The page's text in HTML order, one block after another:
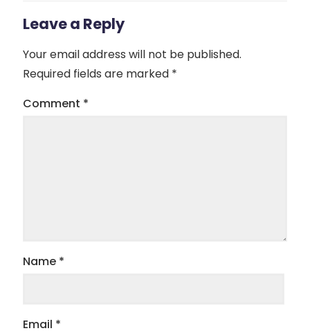
Leave a Reply
Your email address will not be published.
Required fields are marked *
Comment *
Name *
Email *